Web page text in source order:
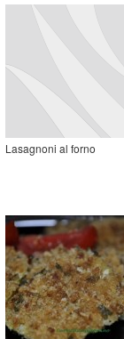
Lasagnoni al forno